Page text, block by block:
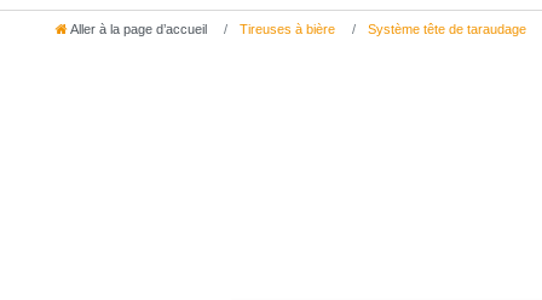
Aller à la page d’accueil Tireuses à bière Système tête de taraudage